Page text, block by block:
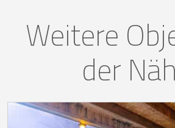
Weitere
der